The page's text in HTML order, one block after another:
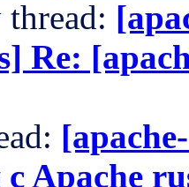
Re:
Apache